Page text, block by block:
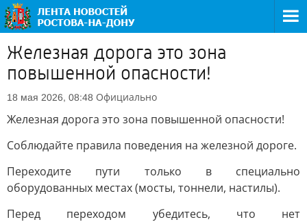
Железная дорога это зона
повышенной опасности!
18 мая 2026, 08:48 Официально
Железная дорога это зона повышенной опасности!
Соблюдайте правила поведения на железной дороге.
Переходите пути только в специально
оборудованных местах (мосты, тоннели, настилы).
Перед переходом убедитесь, что нет